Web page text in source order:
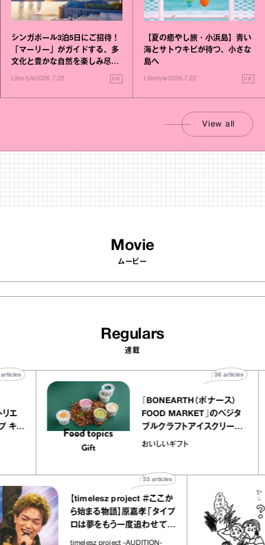
シンガポール3泊5日にご招待！
「マーリー」がガイドする、多
文化と豊かな自然を楽しみ尽く
Lifestyle2026.7.22 PR
【夏の癒やし旅・小浜島】青い
海とサトウキビが待つ、小さな
島へ
Lifestyle2026.7.22 PR
View all
Movie
ムービー
Regulars
連載
ー アトリエ
クレープ キャ
『BONEARTH（ボナース
FOOD MARKET』のベジ
ブルクラフトアイスクリ
｜真野知子の「おいしい
おいしいギフト
【timelesz project ＃ここか
ら始まる物語】原嘉孝「タイプ
ロは夢をもう一度追わせてく
れた場所」
timelesz project -AUDITION-
articles